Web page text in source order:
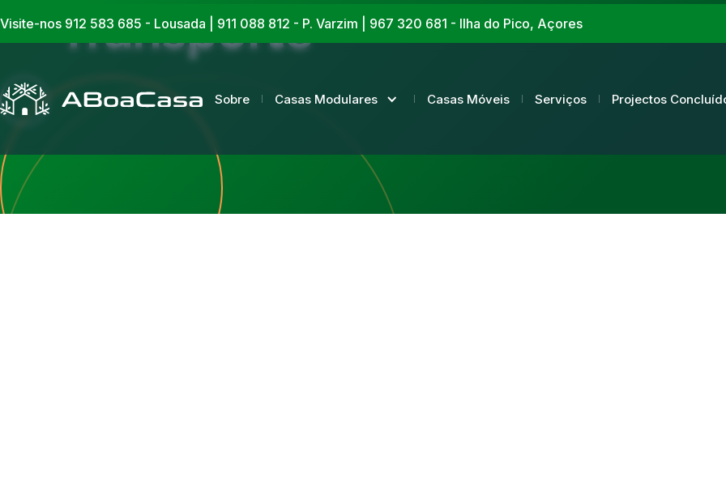
Visite-nos 912 583 685 - Lousada | 911 088 812 - P. Varzim | 967 320 681 - Ilha do Pico, Açores
Sobre Casas Modulares Casas Móveis Serviços Projectos
Transporte